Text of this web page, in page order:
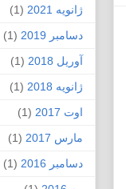
ژانویه 2021
(1)
دسامبر 2019
(1)
آوریل 2018
(1)
ژانویه 2018
(1)
اوت 2017
(1)
مارس 2017
(1)
دسامبر 2016
(1)